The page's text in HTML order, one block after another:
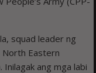
squad leader ng
North Eastern
Inilagak ang mga labi